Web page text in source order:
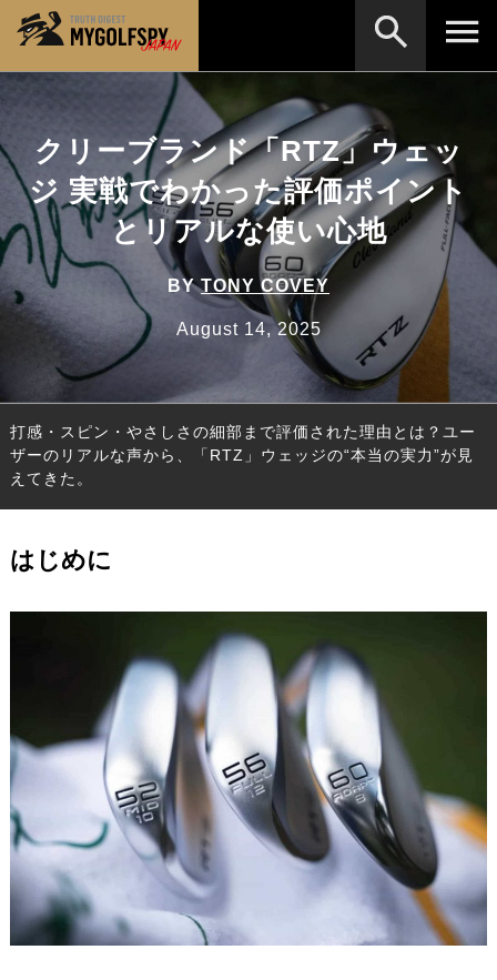
クリーブランド「RTZ」ウェッ
ジ 実戦でわかった評価ポイント
とリアルな使い心地
BYTONY COVEY
August 14, 2025
打感・スピン・やさしさの細部まで評価された理由とは？ユー
ザーのリアルな声から、「RTZ」ウェッジの“本当の実力”が見
えてきた。
はじめに
テストランキング
NEW RELEASES 新製品情報
HOW TO ゴルフ上達・実践テクニック
LAB テスト・データ検証
Golf News ゴルフニュース
REVIEWS 製品レビュー
DRIVERS ドライバー
FAIRWAY WOODS フェアウェイウッド
HYBRIDS
その他
Editor’s Picks 編集部のおすすめ
Our Team 私たちのチーム
Our Mission 私たちの使命
ABOUT US MyGolfSpyJapanとは？
※メーカー名やクラブ名など、検索したい事柄を入
力してください。
検索